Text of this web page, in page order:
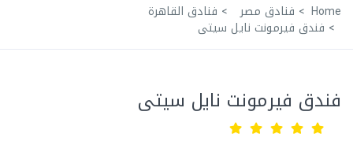
Home فنادق مصر فنادق القاهرة
فندق فيرمونت نايل سيتى
فندق فيرمونت نايل سيتى